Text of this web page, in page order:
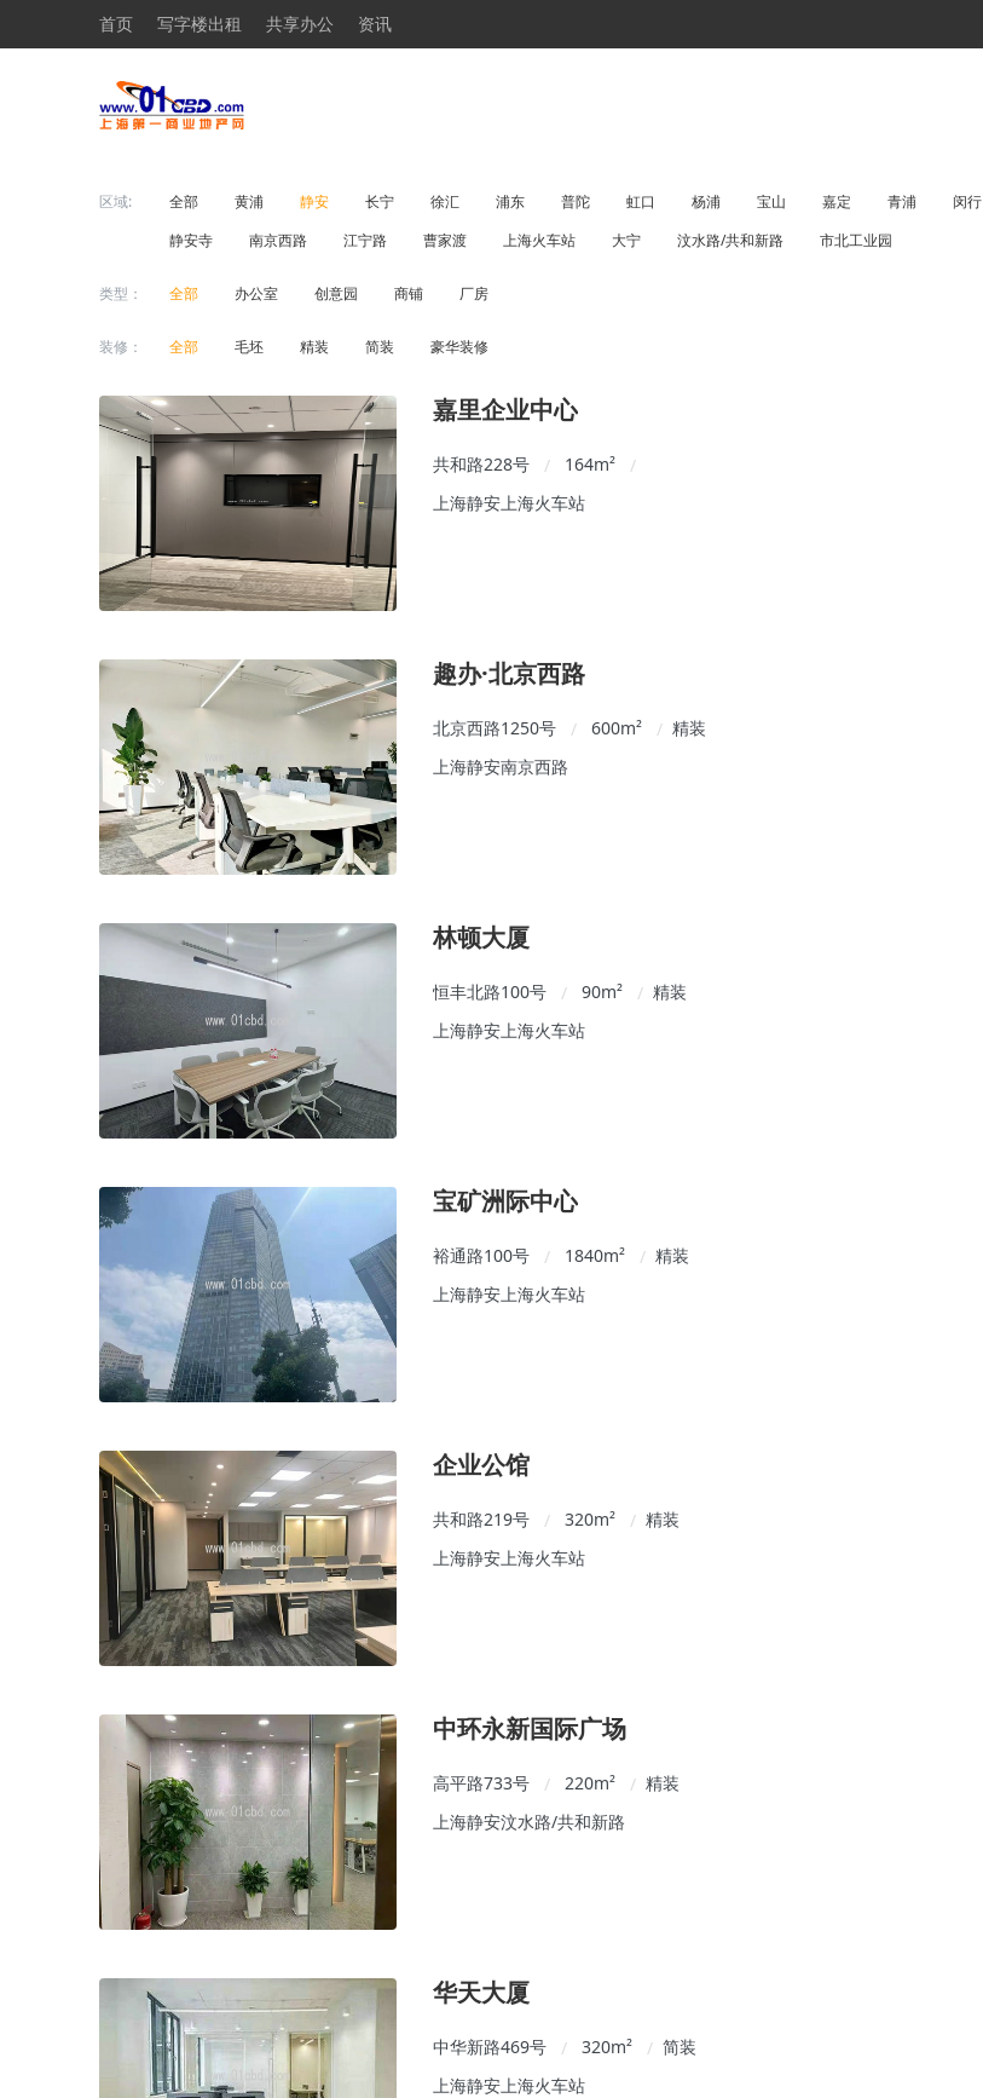
首页 写字楼出租 共享办公 资讯
区域: 全部 黄浦 静安 长宁 徐汇 浦东 普陀 虹口 杨浦 宝山 嘉定 青浦 闵行
静安寺
南京西路 江宁路 曹家渡 上海火车站 大宁 汶水路/共和新路 市北工业园
类型： 全部 办公室 创意园 商铺 厂房
装修： 全部 毛坯 精装 简装 豪华装修
嘉里企业中心
共和路228号 / 164m²
/
上海静安上海火车站
趣办·北京西路
北京西路1250号 / 600m² / 精装
上海静安南京西路
林顿大厦
恒丰北路100号 / 90m² / 精装
上海静安上海火车站
宝矿洲际中心
裕通路100号 / 1840m² / 精装
上海静安上海火车站
企业公馆
共和路219号 / 320m² / 精装
上海静安上海火车站
中环永新国际广场
高平路733号 / 220m² / 精装
上海静安汶水路/共和新路
华天大厦
中华新路469号 / 320m² / 简装
上海静安上海火车站